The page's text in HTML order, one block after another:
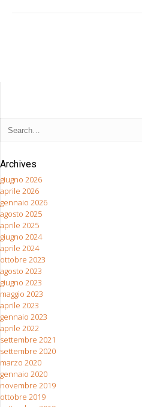
Archives
giugno 2026
aprile 2026
gennaio 2026
agosto 2025
aprile 2025
giugno 2024
aprile 2024
ottobre 2023
agosto 2023
giugno 2023
maggio 2023
aprile 2023
gennaio 2023
aprile 2022
settembre 2021
settembre 2020
marzo 2020
gennaio 2020
novembre 2019
ottobre 2019